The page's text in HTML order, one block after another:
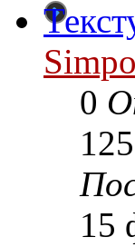
0
125
15